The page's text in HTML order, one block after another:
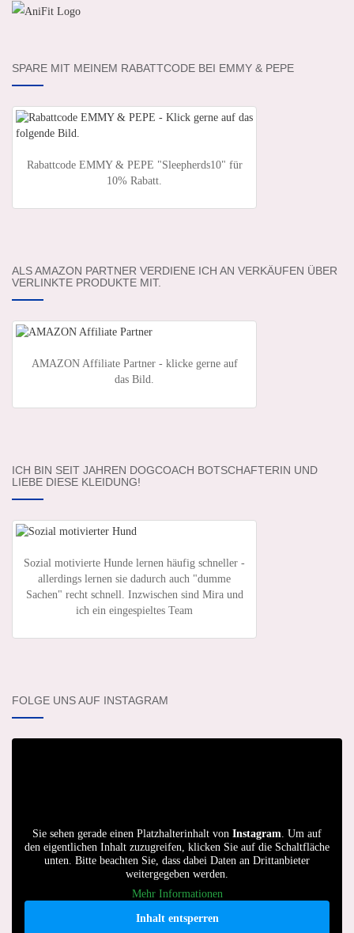
SPARE MIT MEINEM RABATTCODE BEI EMMY & PEPE
Rabattcode EMMY & PEPE "Sleepherds10" für
10% Rabatt.
ALS AMAZON PARTNER VERDIENE ICH AN VERKÄUFEN ÜBER
VERLINKTE PRODUKTE MIT.
AMAZON Affiliate Partner - klicke gerne auf
das Bild.
ICH BIN SEIT JAHREN DOGCOACH BOTSCHAFTERIN UND
LIEBE DIESE KLEIDUNG!
Sozial motivierte Hunde lernen häufig schneller -
allerdings lernen sie dadurch auch "dumme
Sachen" recht schnell. Inzwischen sind Mira und
ich ein eingespieltes Team
FOLGE UNS AUF INSTAGRAM
Sie sehen gerade einen Platzhalterinhalt von Instagram. Um auf
den eigentlichen Inhalt zuzugreifen, klicken Sie auf die Schaltfläche
unten. Bitte beachten Sie, dass dabei Daten an Drittanbieter
weitergegeben werden.
Mehr Informationen
Inhalt entsperren